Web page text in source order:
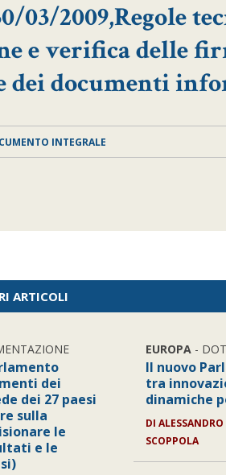
03/2009,Regole
e verifica delle
dei documenti
INTEGRALE
ARTICOLI
dei
dei 27 paesi
sulla
le
e le
EUROPA -
Il nuovo
tra
dinamiche
DI
SCOPPOLA